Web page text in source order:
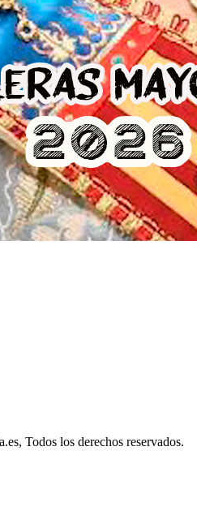
Todos los derechos reservados.